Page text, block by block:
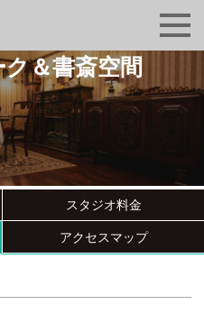
＆書斎空間
スタジオ料金
アクセスマップ